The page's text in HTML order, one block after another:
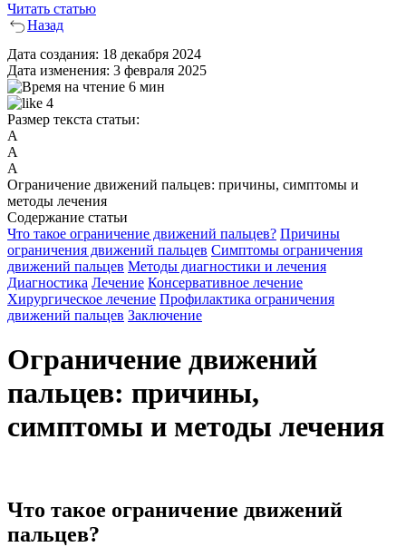
Читать статью
Назад
Дата создания: 18 декабря 2024
Дата изменения: 3 февраля 2025
6 мин
4
Размер текста статьи:
А
А
А
Ограничение движений пальцев: причины, симптомы и
методы лечения
Содержание статьи
Что такое ограничение движений пальцев? Причины
ограничения движений пальцев Симптомы ограничения
движений пальцев Методы диагностики и лечения
Диагностика Лечение Консервативное лечение
Хирургическое лечение Профилактика ограничения
движений пальцев Заключение
Ограничение движений
пальцев: причины,
симптомы и методы лечения
Что такое ограничение движений
пальцев?